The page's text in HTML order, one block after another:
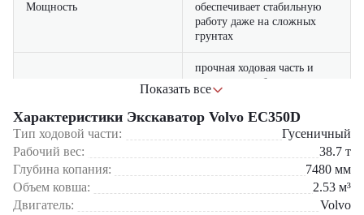
Мощность
обеспечивает стабильную
работу даже на сложных
грунтах
прочная ходовая часть и
усиленные рабочие органы
гарантируют долгий срок
службы
Экономичность
инновационная
гидравлическая система
снижает расход топлива и
эксплуатационные затраты
Показать все
Характеристики Экскаватор Volvo EC350D
Тип ходовой части:
Гусеничный
Рабочий вес:
38.7 т
Глубина копания:
7480 мм
Объем ковша:
2.53 м³
Двигатель:
Volvo